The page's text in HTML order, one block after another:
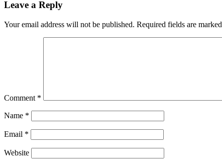
Leave a Reply
Your email address will not be published. Required fields are marked
Comment *
Name *
Email *
Website